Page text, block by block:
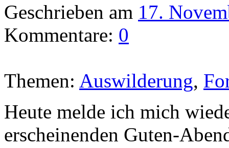
Geschrieben am 17.
Kommentare: 0
Themen: Auswilderung,
Heute melde ich mich
erscheinenden Guten-